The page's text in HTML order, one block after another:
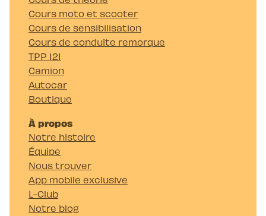
Cours moto et scooter
Cours de sensibilisation
Cours de conduite remorque
TPP 121
Camion
Autocar
Boutique
À propos
Notre histoire
Équipe
Nous trouver
App mobile exclusive
L-Club
Notre blog